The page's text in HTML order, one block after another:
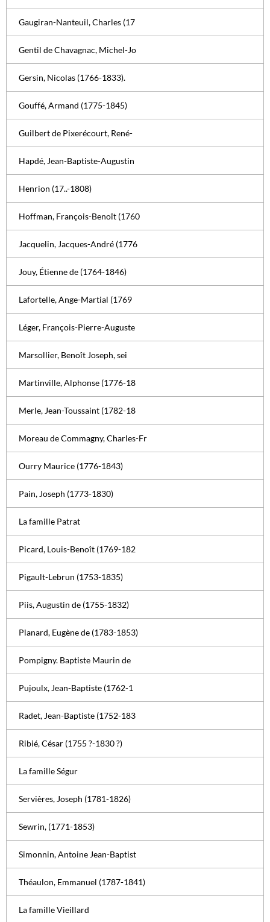
Gaugiran-Nanteuil, Charles (17
Gentil de Chavagnac, Michel-Jo
Gersin, Nicolas (1766-1833).
Gouffé, Armand (1775-1845)
Guilbert de Pixerécourt, René-
Hapdé, Jean-Baptiste-Augustin
Henrion (17..-1808)
Hoffman, François-Benoît (1760
Jacquelin, Jacques-André (1776
Jouy, Étienne de (1764-1846)
Lafortelle, Ange-Martial (1769
Léger, François-Pierre-Auguste
Marsollier, Benoît Joseph, sei
Martinville, Alphonse (1776-18
Merle, Jean-Toussaint (1782-18
Moreau de Commagny, Charles-Fr
Ourry Maurice (1776-1843)
Pain, Joseph (1773-1830)
La famille Patrat
Picard, Louis-Benoît (1769-182
Pigault-Lebrun (1753-1835)
Piis, Augustin de (1755-1832)
Planard, Eugène de (1783-1853)
Pompigny. Baptiste Maurin de
Pujoulx, Jean-Baptiste (1762-1
Radet, Jean-Baptiste (1752-183
Ribié, César (1755 ?-1830 ?)
La famille Ségur
Servières, Joseph (1781-1826)
Sewrin, (1771-1853)
Simonnin, Antoine Jean-Baptist
Théaulon, Emmanuel (1787-1841)
La famille Vieillard